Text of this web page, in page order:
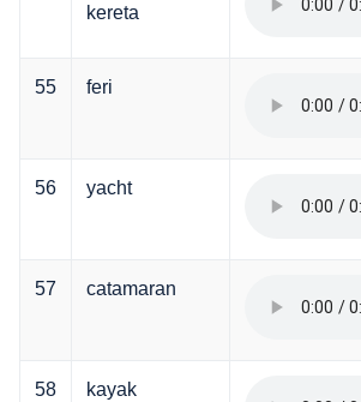
kereta
55 feri
56 yacht
57 catamaran
58 kayak